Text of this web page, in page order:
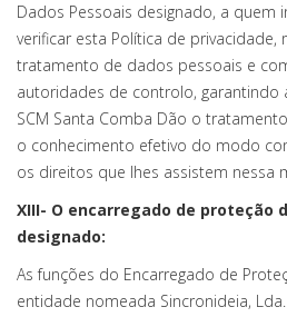
Dados Pessoais designado, a quem
verificar esta Política de privacidade,
tratamento de dados pessoais e
autoridades de controlo,
SCM Santa Comba Dão o
o conhecimento efetivo do modo
os direitos que lhes assistem nessa
XIII- O encarregado de proteção
designado:
As funções do Encarregado de
entidade nomeada Sincronideia,